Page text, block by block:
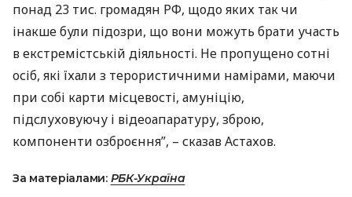
понад 23 тис. громадян РФ, щодо яких так чи
інакше були підозри, що вони можуть брати участь
в екстремістській діяльності. Не пропущено сотні
осіб, які їхали з терористичними намірами, маючи
при собі карти місцевості, амуніцію,
підслуховуючу і відеоапаратуру, зброю,
компоненти озброєння”, – сказав Астахов.
За матеріалами: РБК-Україна